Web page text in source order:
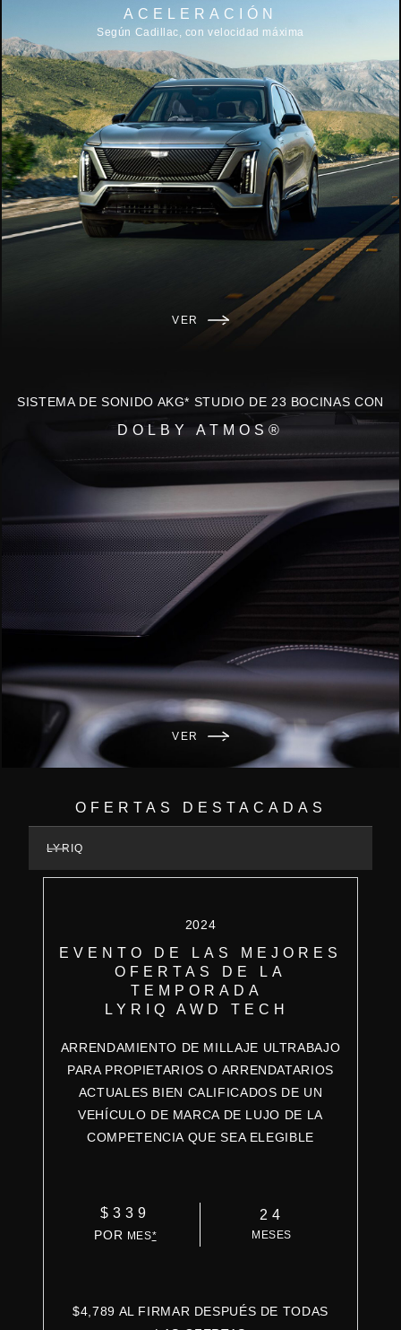
ACELERACIÓN
Según Cadillac, con velocidad máxima
VER
SISTEMA DE SONIDO AKG* STUDIO DE 23 BOCINAS CON
DOLBY ATMOS®
VER
OFERTAS DESTACADAS
LYRIQ
2024
EVENTO DE LAS MEJORES
OFERTAS DE LA
TEMPORADA
LYRIQ AWD TECH
ARRENDAMIENTO DE MILLAJE ULTRABAJO
PARA PROPIETARIOS O ARRENDATARIOS
ACTUALES BIEN CALIFICADOS DE UN
VEHÍCULO DE MARCA DE LUJO DE LA
COMPETENCIA QUE SEA ELEGIBLE
$339
POR MES*
24
MESES
$4,789 AL FIRMAR DESPUÉS DE TODAS